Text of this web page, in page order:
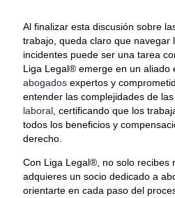
Al finalizar esta discusión sobre
trabajo, queda claro que navegar
incidentes puede ser una tarea
Liga Legal® emerge en un aliado
abogados expertos y
entender las complejidades de
laboral, certificando que los
todos los beneficios y
derecho.
Con Liga Legal®, no solo recibes
adquieres un socio dedicado a
orientarte en cada paso del